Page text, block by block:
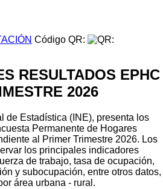
Código QR:
RESULTADOS EPHC
2026
de Estadística (INE), presenta los
Permanente de Hogares
al Primer Trimestre 2026. Los
los principales indicadores
de trabajo, tasa de ocupación,
y subocupación, entre otros datos,
área urbana - rural.